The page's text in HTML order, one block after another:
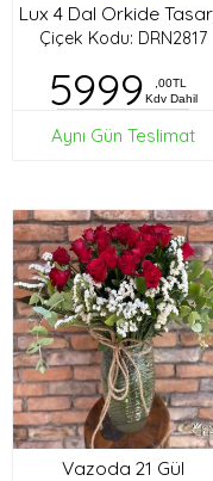
Çiçek Kodu: DRN2817
5999
,00TL
Kdv Dahil
Aynı Gün Teslimat
Vazoda 21 Gül